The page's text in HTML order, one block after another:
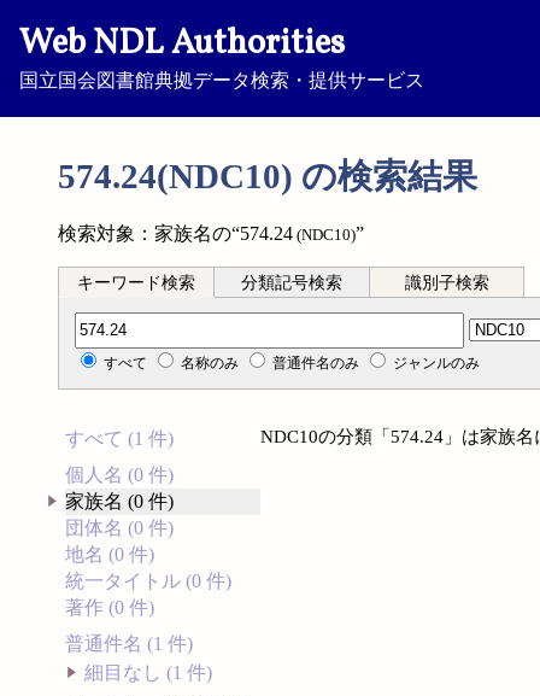
Web NDL Authorities
国立国会図書館典拠データ検索・提供サービス
574.24(NDC10) の検索結果
検索対象：家族名の“574.24 (NDC10)”
キーワード検索 分類記号検索 識別子検索
分類記号検索
すべて 名称のみ 普通件名のみ ジャンルのみ
すべて (1 件)
個人名 (0 件)
家族名 (0 件)
団体名 (0 件)
地名 (0 件)
統一タイトル (0 件)
著作 (0 件)
普通件名 (1 件)
細目なし (1 件)
NDC10の分類「574.24」は家族